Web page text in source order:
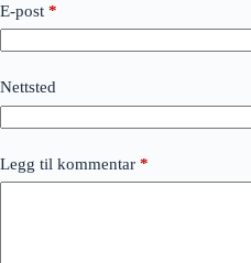
E-post *
Nettsted
Legg til kommentar *